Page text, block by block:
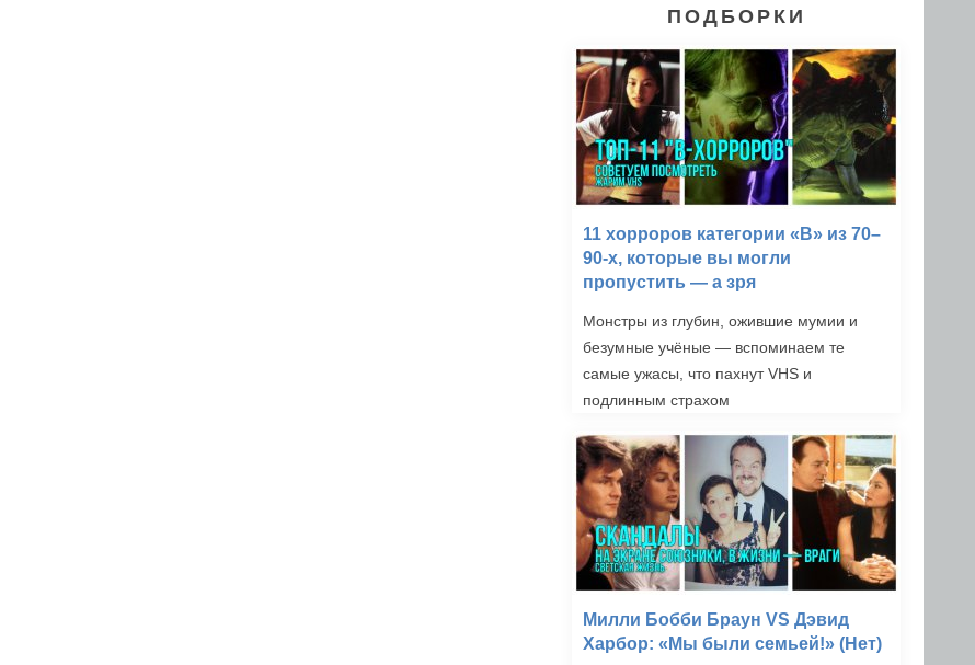
ПОДБОРКИ
11 хорроров категории «B» из 70–
90-х, которые вы могли
пропустить — а зря
Монстры из глубин, ожившие мумии и
безумные учёные — вспоминаем те
самые ужасы, что пахнут VHS и
подлинным страхом
Милли Бобби Браун VS Дэвид
Харбор: «Мы были семьей!» (Нет)